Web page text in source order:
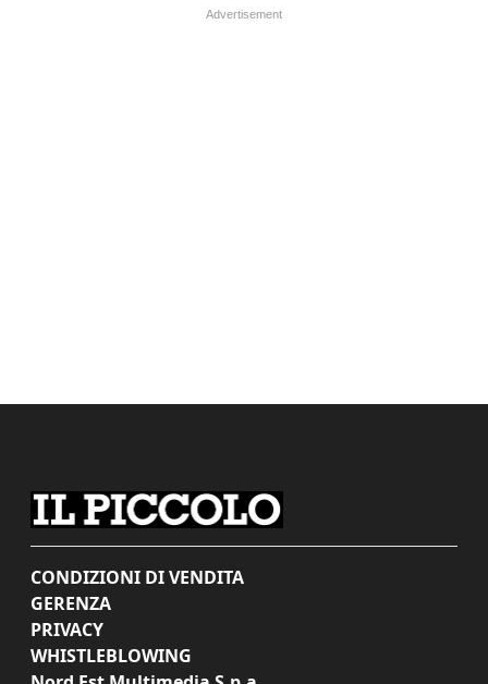
CONDIZIONI DI VENDITA
GERENZA
PRIVACY
WHISTLEBLOWING